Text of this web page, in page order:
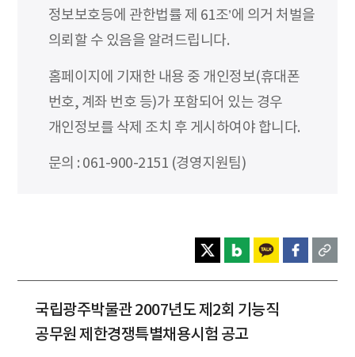
정보보호등에 관한법률 제 61조’에 의거 처벌을
의뢰할 수 있음을 알려드립니다.
홈페이지에 기재한 내용 중 개인정보(휴대폰
번호, 계좌 번호 등)가 포함되어 있는 경우
개인정보를 삭제 조치 후 게시하여야 합니다.
문의 : 061-900-2151 (경영지원팀)
국립광주박물관 2007년도 제2회 기능직
공무원 제한경쟁특별채용시험 공고